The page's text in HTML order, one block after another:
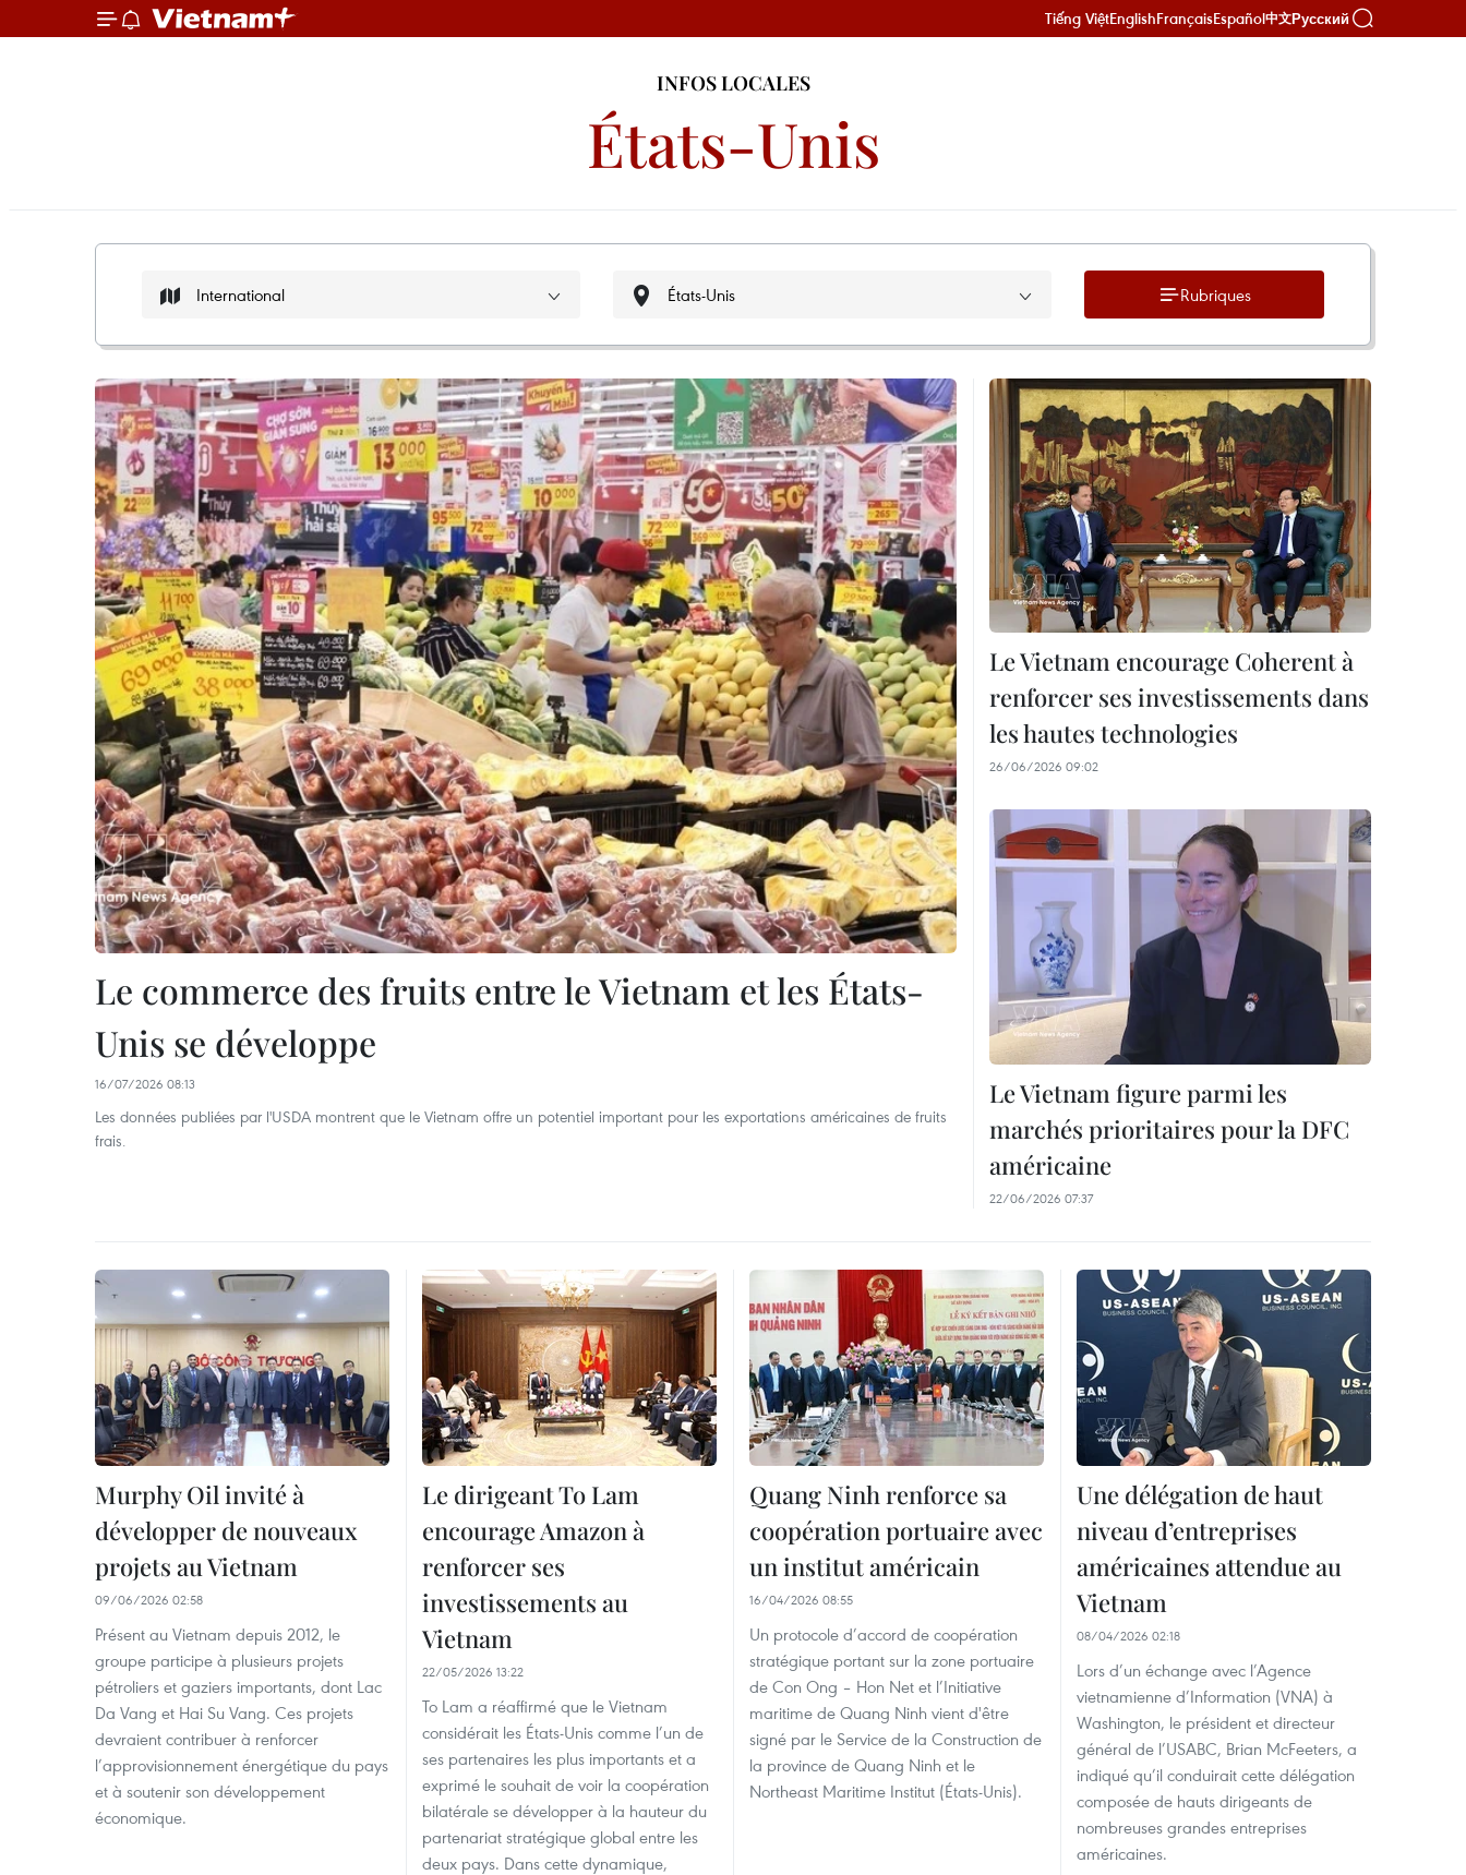
Tiếng ViệtEnglishFrançaisEspañol中文Русский
INFOS LOCALES
États-Unis
Rubriques
Le commerce des fruits entre le Vietnam et les États-
Unis se développe
16/07/2026 08:13
Les données publiées par l'USDA montrent que le Vietnam offre un potentiel important pour les exportations américaines de fruits
frais.
Le Vietnam encourage Coherent à
renforcer ses investissements dans
les hautes technologies
26/06/2026 09:02
Le Vietnam figure parmi les
marchés prioritaires pour la DFC
américaine
22/06/2026 07:37
Murphy Oil invité à
développer de nouveaux
projets au Vietnam
09/06/2026 02:58
Présent au Vietnam depuis 2012, le
groupe participe à plusieurs projets
pétroliers et gaziers importants, dont Lac
Da Vang et Hai Su Vang. Ces projets
devraient contribuer à renforcer
l’approvisionnement énergétique du pays
et à soutenir son développement
économique.
Le dirigeant To Lam
encourage Amazon à
renforcer ses
investissements au
Vietnam
22/05/2026 13:22
To Lam a réaffirmé que le Vietnam
considérait les États-Unis comme l’un de
ses partenaires les plus importants et a
exprimé le souhait de voir la coopération
bilatérale se développer à la hauteur du
partenariat stratégique global entre les
deux pays. Dans cette dynamique,
Quang Ninh renforce sa
coopération portuaire avec
un institut américain
16/04/2026 08:55
Un protocole d’accord de coopération
stratégique portant sur la zone portuaire
de Con Ong – Hon Net et l’Initiative
maritime de Quang Ninh vient d'être
signé par le Service de la Construction de
la province de Quang Ninh et le
Northeast Maritime Institut (États-Unis).
Une délégation de haut
niveau d’entreprises
américaines attendue au
Vietnam
08/04/2026 02:18
Lors d’un échange avec l’Agence
vietnamienne d’Information (VNA) à
Washington, le président et directeur
général de l’USABC, Brian McFeeters, a
indiqué qu’il conduirait cette délégation
composée de hauts dirigeants de
nombreuses grandes entreprises
américaines.